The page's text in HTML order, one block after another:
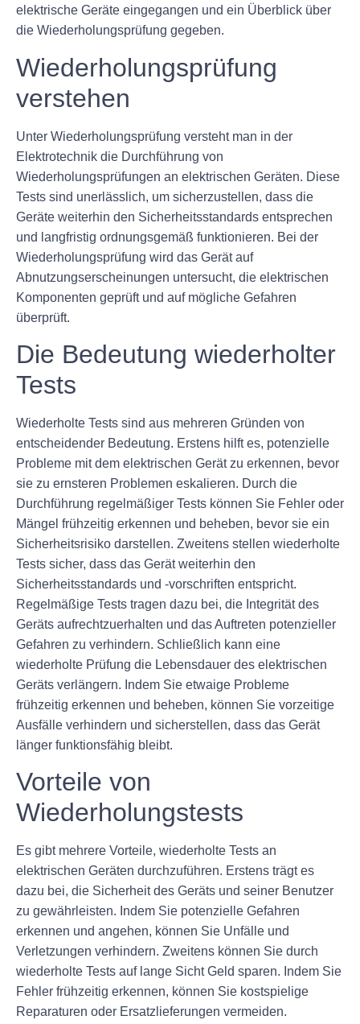
elektrische Geräte eingegangen und ein Überblick über
die Wiederholungsprüfung gegeben.
Wiederholungsprüfung
verstehen
Unter Wiederholungsprüfung versteht man in der
Elektrotechnik die Durchführung von
Wiederholungsprüfungen an elektrischen Geräten. Diese
Tests sind unerlässlich, um sicherzustellen, dass die
Geräte weiterhin den Sicherheitsstandards entsprechen
und langfristig ordnungsgemäß funktionieren. Bei der
Wiederholungsprüfung wird das Gerät auf
Abnutzungserscheinungen untersucht, die elektrischen
Komponenten geprüft und auf mögliche Gefahren
überprüft.
Die Bedeutung wiederholter
Tests
Wiederholte Tests sind aus mehreren Gründen von
entscheidender Bedeutung. Erstens hilft es, potenzielle
Probleme mit dem elektrischen Gerät zu erkennen, bevor
sie zu ernsteren Problemen eskalieren. Durch die
Durchführung regelmäßiger Tests können Sie Fehler oder
Mängel frühzeitig erkennen und beheben, bevor sie ein
Sicherheitsrisiko darstellen. Zweitens stellen wiederholte
Tests sicher, dass das Gerät weiterhin den
Sicherheitsstandards und -vorschriften entspricht.
Regelmäßige Tests tragen dazu bei, die Integrität des
Geräts aufrechtzuerhalten und das Auftreten potenzieller
Gefahren zu verhindern. Schließlich kann eine
wiederholte Prüfung die Lebensdauer des elektrischen
Geräts verlängern. Indem Sie etwaige Probleme
frühzeitig erkennen und beheben, können Sie vorzeitige
Ausfälle verhindern und sicherstellen, dass das Gerät
länger funktionsfähig bleibt.
Vorteile von
Wiederholungstests
Es gibt mehrere Vorteile, wiederholte Tests an
elektrischen Geräten durchzuführen. Erstens trägt es
dazu bei, die Sicherheit des Geräts und seiner Benutzer
zu gewährleisten. Indem Sie potenzielle Gefahren
erkennen und angehen, können Sie Unfälle und
Verletzungen verhindern. Zweitens können Sie durch
wiederholte Tests auf lange Sicht Geld sparen. Indem Sie
Fehler frühzeitig erkennen, können Sie kostspielige
Reparaturen oder Ersatzlieferungen vermeiden.